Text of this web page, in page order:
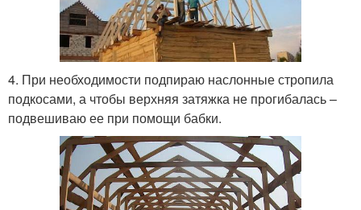
4. При необходимости подпираю наслонные стропила
подкосами, а чтобы верхняя затяжка не прогибалась –
подвешиваю ее при помощи бабки.